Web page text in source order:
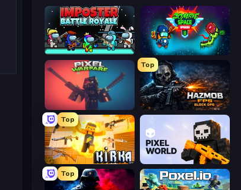
Imposter Battle Royale Zombie Space Episode 2
Pixel Warfare
Top
Hazmob FPS: Online Shooter
Top
Kirka.io Pixel World
Top